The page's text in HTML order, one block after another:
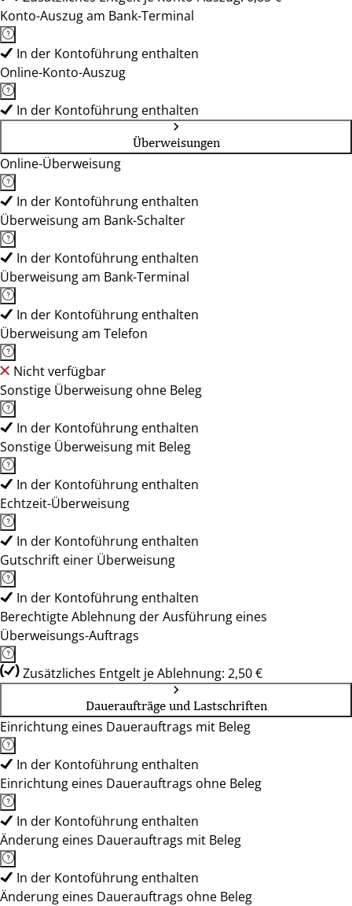
Konto-Auszug am Bank-Terminal
In der Kontoführung enthalten
Online-Konto-Auszug
In der Kontoführung enthalten
Überweisungen
Online-Überweisung
In der Kontoführung enthalten
Überweisung am Bank-Schalter
In der Kontoführung enthalten
Überweisung am Bank-Terminal
In der Kontoführung enthalten
Überweisung am Telefon
Nicht verfügbar
Sonstige Überweisung ohne Beleg
In der Kontoführung enthalten
Sonstige Überweisung mit Beleg
In der Kontoführung enthalten
Echtzeit-Überweisung
In der Kontoführung enthalten
Gutschrift einer Überweisung
In der Kontoführung enthalten
Berechtigte Ablehnung der Ausführung eines
Überweisungs-Auftrags
Zusätzliches Entgelt je Ablehnung: 2,50 €
Daueraufträge und Lastschriften
Einrichtung eines Dauerauftrags mit Beleg
In der Kontoführung enthalten
Einrichtung eines Dauerauftrags ohne Beleg
In der Kontoführung enthalten
Änderung eines Dauerauftrags mit Beleg
In der Kontoführung enthalten
Änderung eines Dauerauftrags ohne Beleg